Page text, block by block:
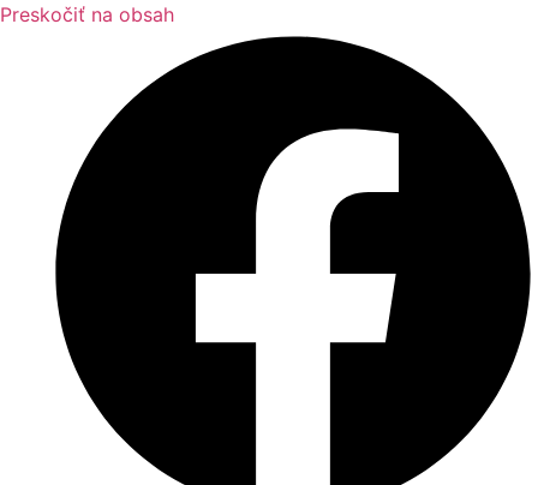
Preskočiť na obsah